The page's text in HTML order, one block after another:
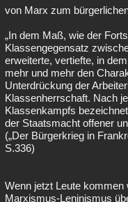
von Marx zum
„In dem Maß, wie der
Klassengegensatz
erweiterte, vertiefte, in
mehr und mehr den
Unterdrückung der
Klassenherrschaft. Nach
Klassenkampfs
der Staatsmacht offener
(„Der Bürgerkrieg in
S.336)
Wenn jetzt Leute kommen
Marxismus-Leninismus